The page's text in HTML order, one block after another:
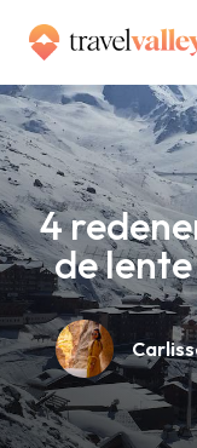
Home »
4
de